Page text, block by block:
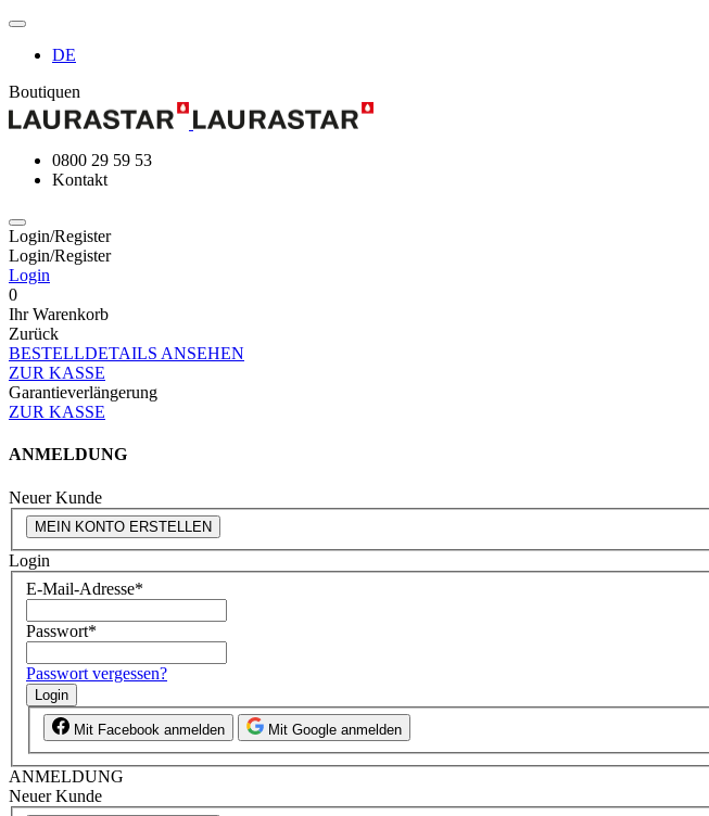
DE
Boutiquen
0800 29 59 53
Kontakt
Login/Register
Login/Register
Login
0
Ihr Warenkorb
Zurück
BESTELLDETAILS ANSEHEN
ZUR KASSE
Garantieverlängerung
ZUR KASSE
ANMELDUNG
Neuer Kunde
MEIN KONTO ERSTELLEN
Login
E-Mail-Adresse*
Passwort*
Passwort vergessen?
Login
Mit Facebook anmelden Mit Google anmelden
ANMELDUNG
Neuer Kunde